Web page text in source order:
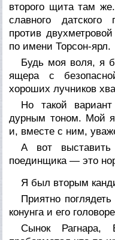
второго щита там
славного
против
по имени Торсон-ярл.
Будь моя воля, я
ящера с
хороших лучников
Но такой
дурным тоном. Мой
и, вместе с ним,
А вот выставить
поединщика — это
Я был вторым
Приятно
конунга и его
Сынок Рагнара,